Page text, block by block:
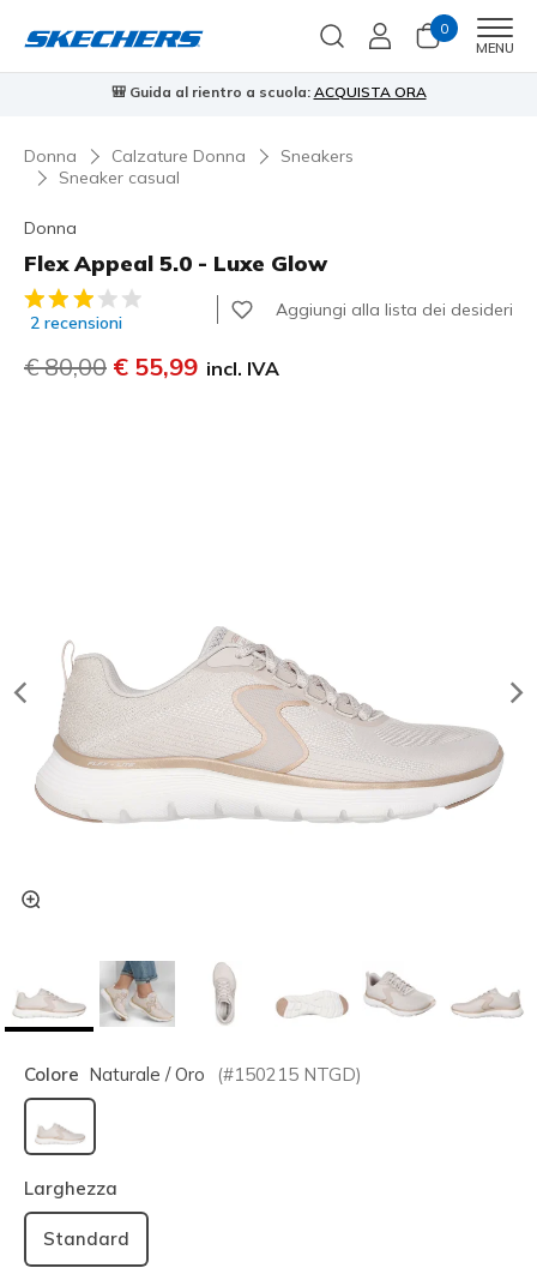
0
MENU
🎒 Guida al rientro a scuola: ACQUISTA ORA
Donna Calzature Donna
Sneakers
Sneaker casual
Donna
Flex Appeal 5.0 - Luxe Glow
Valutazione cliente 4,7 su 5
2 recensioni
Aggiungi alla lista dei desideri
Prezzo ridotto da
€ 80,00 per
€ 55,99 incl. IVA
Colore Naturale / Oro (#150215 NTGD)
selezionato
Larghezza
Standard